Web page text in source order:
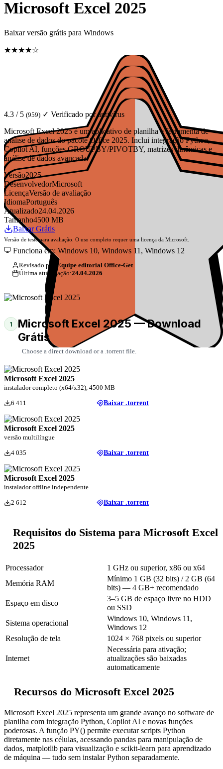
Microsoft Excel 2025
Baixar versão grátis para Windows
★★★★☆
4.3 / 5 (959) ✓ Verificado por antivírus
Microsoft Excel 2025 é um aplicativo de planilha e ferramenta de
análise de dados do pacote Office 2025. Inclui integração Python,
Copilot AI, funções GROUPBY/PIVOTBY, matrizes dinâmicas e
análise de dados avançada.
Versão2025
DesenvolvedorMicrosoft
LicençaVersão de avaliação
IdiomaPortuguês
Atualizado24.04.2026
Tamanho4500 MB
Baixar Grátis
Versão de teste para avaliação. O uso completo requer uma licença da Microsoft.
Funciona em: Windows 10, Windows 11, Windows 12
Revisado por:
Equipe editorial Office-Get
Última atualização:24.04.2026
1
Microsoft Excel 2025 — Download
Grátis
Choose a direct download or a .torrent file.
Microsoft Excel 2025
instalador completo (x64/x32), 4500 MB
6 411 Baixar .torrent
Microsoft Excel 2025
versão multilíngue
4 035 Baixar .torrent
Microsoft Excel 2025
instalador offline independente
2 612 Baixar .torrent
Requisitos do Sistema para Microsoft Excel
2025
Processador
1 GHz ou superior, x86 ou x64
Memória RAM
Mínimo 1 GB (32 bits) / 2 GB (64
bits) — 4 GB+ recomendado
Espaço em disco
3–5 GB de espaço livre no HDD
ou SSD
Sistema operacional
Windows 10, Windows 11,
Windows 12
Resolução de tela
1024 × 768 pixels ou superior
Internet
Necessária para ativação;
atualizações são baixadas
automaticamente
Recursos do Microsoft Excel 2025
Microsoft Excel 2025 representa um grande avanço no software de
planilha com integração Python, Copilot AI e novas funções
poderosas. A função PY() permite executar scripts Python
diretamente nas células, acessando pandas para manipulação de
dados, matplotlib para visualização e scikit-learn para aprendizado
de máquina — tudo sem instalar Python separadamente.